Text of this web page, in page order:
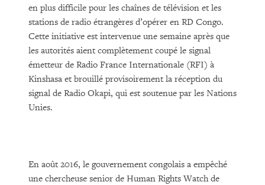
en plus difficile pour les chaînes de télévision et les
stations de radio étrangères d’opérer en RD Congo.
Cette initiative est intervenue une semaine après que
les autorités aient complètement coupé le signal
émetteur de Radio France Internationale (RFI) à
Kinshasa et brouillé provisoirement la réception du
signal de Radio Okapi, qui est soutenue par les Nations
Unies.
En août 2016, le gouvernement congolais a empêché
une chercheuse senior de Human Rights Watch de